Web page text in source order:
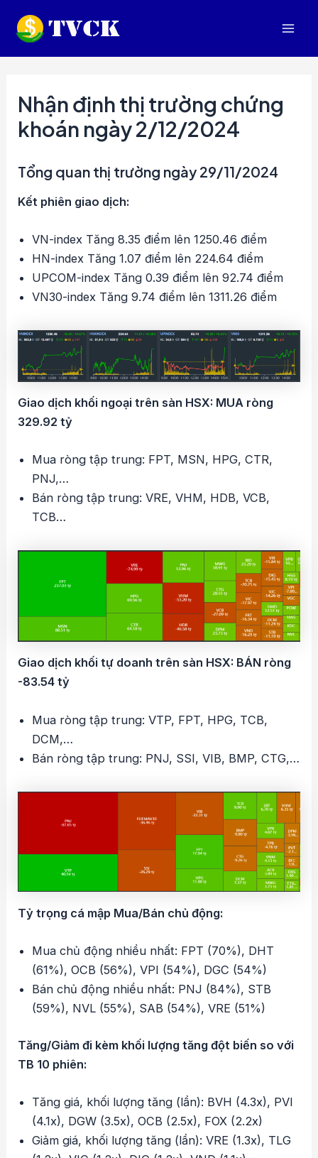
Nhận định thị trường chứng
khoán ngày 2/12/2024
Tổng quan thị trường ngày 29/11/2024
Kết phiên giao dịch:
VN-index Tăng 8.35 điểm lên 1250.46 điểm
HN-index Tăng 1.07 điểm lên 224.64 điểm
UPCOM-index Tăng 0.39 điểm lên 92.74 điểm
VN30-index Tăng 9.74 điểm lên 1311.26 điểm
Giao dịch khối ngoại trên sàn HSX: MUA ròng
329.92 tỷ
Mua ròng tập trung: FPT, MSN, HPG, CTR,
PNJ,…
Bán ròng tập trung: VRE, VHM, HDB, VCB,
TCB…
Giao dịch khối tự doanh trên sàn HSX: BÁN ròng
-83.54 tỷ
Mua ròng tập trung: VTP, FPT, HPG, TCB,
DCM,…
Bán ròng tập trung: PNJ, SSI, VIB, BMP, CTG,…
Tỷ trọng cá mập Mua/Bán chủ động:
Mua chủ động nhiều nhất: FPT (70%), DHT
(61%), OCB (56%), VPI (54%), DGC (54%)
Bán chủ động nhiều nhất: PNJ (84%), STB
(59%), NVL (55%), SAB (54%), VRE (51%)
Tăng/Giảm đi kèm khối lượng tăng đột biến so với
TB 10 phiên:
Tăng giá, khối lượng tăng (lần): BVH (4.3x), PVI
(4.1x), DGW (3.5x), OCB (2.5x), FOX (2.2x)
Giảm giá, khối lượng tăng (lần): VRE (1.3x), TLG